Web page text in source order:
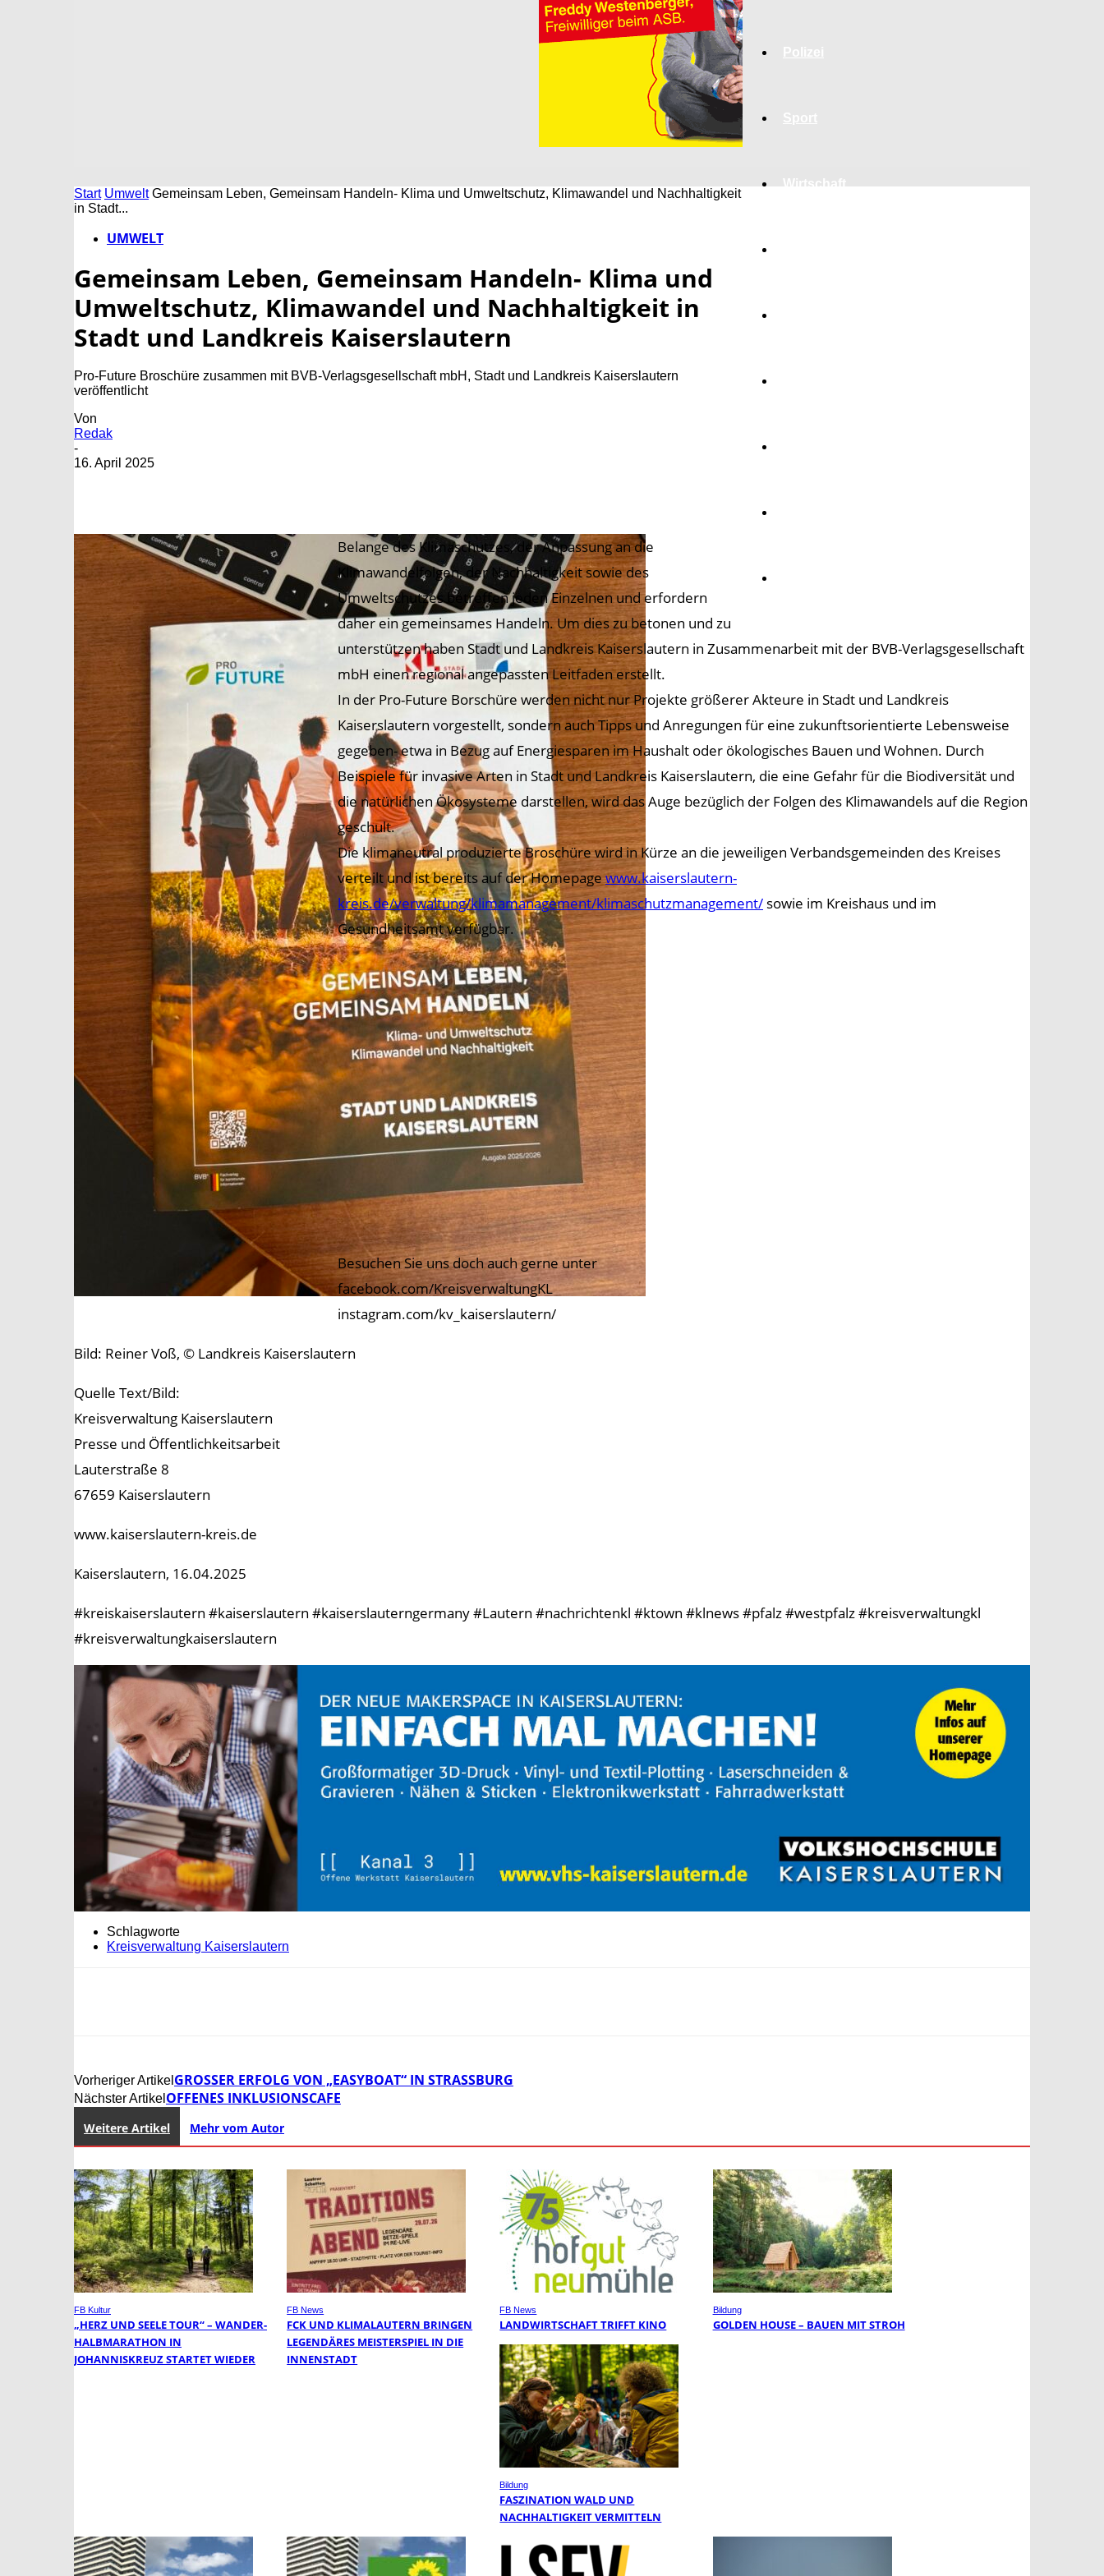
Wirtschaft
Start Umwelt Gemeinsam Leben, Gemeinsam Handeln- Klima und Umweltschutz, Klimawandel und Nachhaltigkeit
in Stadt...
UMWELT
Gemeinsam Leben, Gemeinsam Handeln- Klima und
Umweltschutz, Klimawandel und Nachhaltigkeit in
Stadt und Landkreis Kaiserslautern
Pro-Future Broschüre zusammen mit BVB-Verlagsgesellschaft mbH, Stadt und Landkreis Kaiserslautern
veröffentlicht
Von
Redak
-
16. April 2025
Belange des Klimaschutzes, der Anpassung an die
Klimawandelfolgen, der Nachhaltigkeit sowie des
Umweltschutzes betreffen jeden Einzelnen und erfordern
daher ein gemeinsames Handeln. Um dies zu betonen und zu
unterstützen haben Stadt und Landkreis Kaiserslautern in Zusammenarbeit mit der BVB-Verlagsgesellschaft
mbH einen regional angepassten Leitfaden erstellt.
In der Pro-Future Borschüre werden nicht nur Projekte größerer Akteure in Stadt und Landkreis
Kaiserslautern vorgestellt, sondern auch Tipps und Anregungen für eine zukunftsorientierte Lebensweise
gegeben- etwa in Bezug auf Energiesparen im Haushalt oder ökologisches Bauen und Wohnen. Durch
Beispiele für invasive Arten in Stadt und Landkreis Kaiserslautern, die eine Gefahr für die Biodiversität und
die natürlichen Ökosysteme darstellen, wird das Auge bezüglich der Folgen des Klimawandels auf die Region
geschult.
Die klimaneutral produzierte Broschüre wird in Kürze an die jeweiligen Verbandsgemeinden des Kreises
verteilt und ist bereits auf der Homepagewww.kaiserslautern-
kreis.de/verwaltung/klimamanagement/klimaschutzmanagement/ sowie im Kreishaus und im
Gesundheitsamt verfügbar.
Besuchen Sie uns doch auch gerne unter
facebook.com/KreisverwaltungKL
instagram.com/kv_kaiserslautern/
Bild: Reiner Voß, © Landkreis Kaiserslautern
Quelle Text/Bild:
Kreisverwaltung Kaiserslautern
Presse und Öffentlichkeitsarbeit
Lauterstraße 8
67659 Kaiserslautern
www.kaiserslautern-kreis.de
Kaiserslautern, 16.04.2025
#kreiskaiserslautern #kaiserslautern #kaiserslauterngermany #Lautern #nachrichtenkl #ktown #klnews #pfalz #westpfalz #kreisverwaltungkl
#kreisverwaltungkaiserslautern
Schlagworte
Kreisverwaltung Kaiserslautern
Vorheriger Artikel GROSSER ERFOLG VON „EASYBOAT“ IN STRASSBURG
Nächster Artikel OFFENES INKLUSIONSCAFE
Weitere Artikel Mehr vom Autor
FB Kultur
„HERZ UND SEELE TOUR“ – WANDER-
HALBMARATHON IN
JOHANNISKREUZ STARTET WIEDER
FB News
FCK UND KLIMALAUTERN BRINGEN
LEGENDÄRES MEISTERSPIEL IN DIE
INNENSTADT
FB News
LANDWIRTSCHAFT TRIFFT KINO
Bildung
GOLDEN HOUSE – BAUEN MIT STROH
Bildung
FASZINATION WALD UND
NACHHALTIGKEIT VERMITTELN